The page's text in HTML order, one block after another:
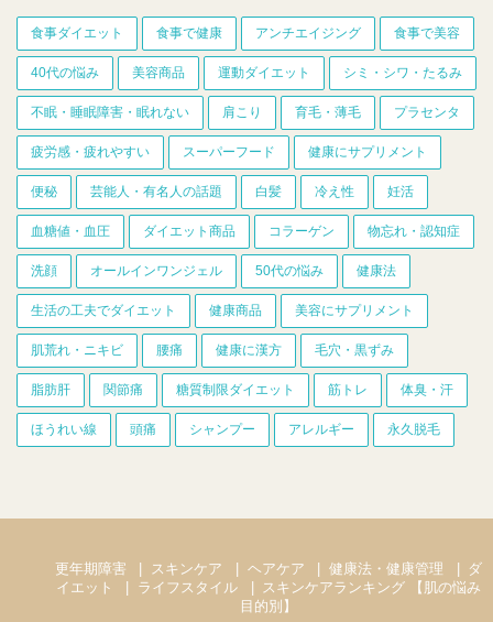
食事ダイエット 食事で健康 アンチエイジング 食事で美容
40代の悩み 美容商品 運動ダイエット シミ・シワ・たるみ
不眠・睡眠障害・眠れない 肩こり 育毛・薄毛 プラセンタ
疲労感・疲れやすい スーパーフード 健康にサプリメント
便秘 芸能人・有名人の話題 白髪 冷え性 妊活
血糖値・血圧 ダイエット商品 コラーゲン 物忘れ・認知症
洗顔 オールインワンジェル 50代の悩み 健康法
生活の工夫でダイエット 健康商品 美容にサプリメント
肌荒れ・ニキビ 腰痛 健康に漢方 毛穴・黒ずみ
脂肪肝 関節痛 糖質制限ダイエット 筋トレ 体臭・汗
ほうれい線 頭痛 シャンプー アレルギー 永久脱毛
更年期障害 スキンケア ヘアケア 健康法・健康管理
ダ
イエット
ライフスタイル
スキンケアランキング 【肌の悩み
目的別】